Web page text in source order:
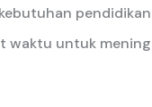
waktu untuk